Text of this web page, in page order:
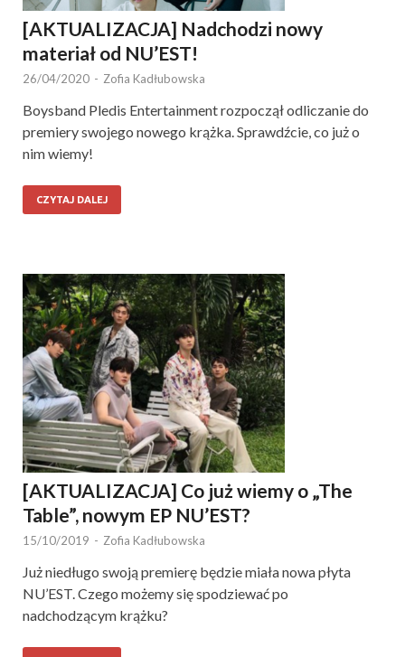
[AKTUALIZACJA] Nadchodzi nowy
materiał od NU’EST!
26/04/2020 - Zofia Kadłubowska
Boysband Pledis Entertainment rozpoczął odliczanie do
premiery swojego nowego krążka. Sprawdźcie, co już o
nim wiemy!
CZYTAJ DALEJ
[AKTUALIZACJA] Co już wiemy o „The
Table”, nowym EP NU’EST?
15/10/2019 - Zofia Kadłubowska
Już niedługo swoją premierę będzie miała nowa płyta
NU’EST. Czego możemy się spodziewać po
nadchodzącym krążku?